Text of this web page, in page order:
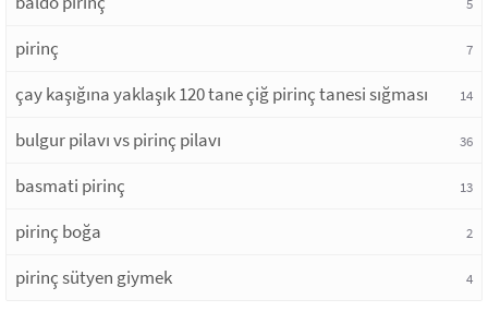
pirinç 7
çay kaşığına yaklaşık 120 tane çiğ pirinç tanesi sığması 14
bulgur pilavı vs pirinç pilavı 36
basmati pirinç 13
pirinç boğa 2
pirinç sütyen giymek 4